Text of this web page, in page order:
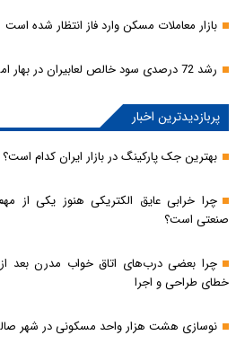
بازار معاملات مسکن وارد فاز انتظار شده است
رشد 72 درصدی سود خالص لعابیران در بهار امسال
پربازدیدترین اخبار
بهترین جک پارکینگ در بازار ایران کدام است؟
چرا خرابی عایق الکتریکی هنوز یکی از
صنعتی است؟
خطای طراحی و اجرا
نوسازی هشت هزار واحد مسکونی در شهر